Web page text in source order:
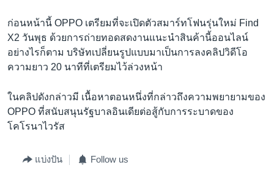
ก่อนหน้านี้ OPPO เตรียมที่จะเปิดตัวสมาร์ทโฟนรุ่นใหม่ Find
X2 วันพุธ ด้วยการถ่ายทอดสดงานแนะนำสินค้านี้ออนไลน์
อย่างไรก็ตาม บริษัทเปลี่ยนรูปแบบมาเป็นการลงคลิปวิดีโอ
ความยาว 20 นาทีที่เตรียมไว้ล่วงหน้า
ในคลิปดังกล่าวมี เนื้อหาตอนหนึ่งที่กล่าวถึงความพยายามของ
OPPO ที่สนับสนุนรัฐบาลอินเดียต่อสู้กับการระบาดของ
โคโรนาไวรัส
แบ่งปัน Follow us